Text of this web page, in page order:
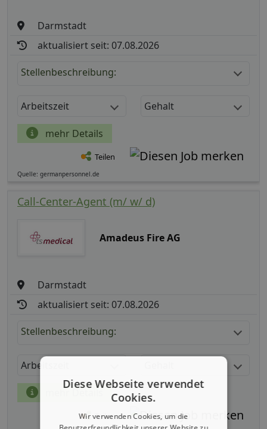
Darmstadt
aktualisiert seit: 07.08.2026
Stellenbeschreibung:
Arbeitszeit Gehalt
mehr Details
Teilen
Quelle: germanpersonnel.de
Call-Center-Agent (m/ w/ d)
Amadeus Fire AG
Darmstadt
aktualisiert seit: 07.08.2026
Stellenbeschreibung:
Arbeitszeit
mehr Details
Teilen
Diese Webseite verwendet
Cookies.
Wir verwenden Cookies, um die